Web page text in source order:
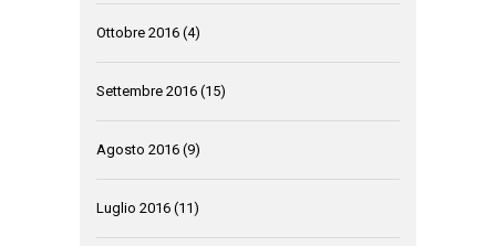
Ottobre 2016 (4)
Settembre 2016 (15)
Agosto 2016 (9)
Luglio 2016 (11)